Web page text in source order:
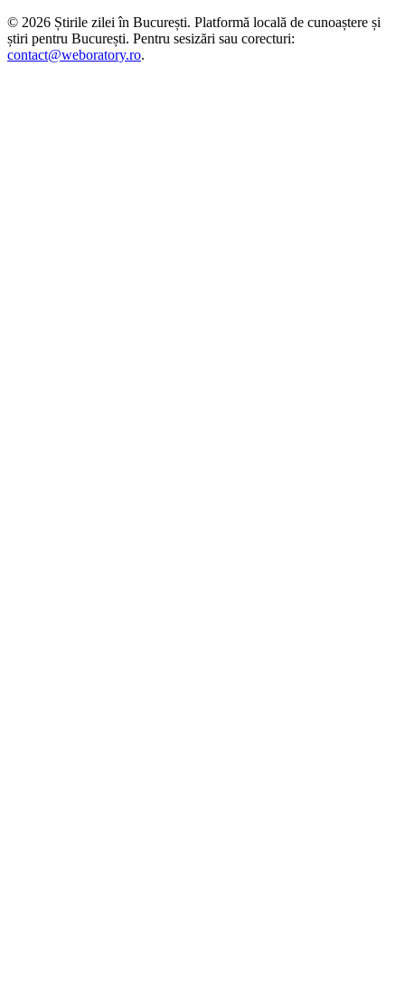
© 2026 Știrile zilei în București. Platformă locală de cunoaștere și
știri pentru București. Pentru sesizări sau corecturi:
contact@weboratory.ro.